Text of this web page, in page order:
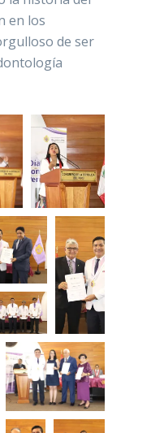
en los
de ser